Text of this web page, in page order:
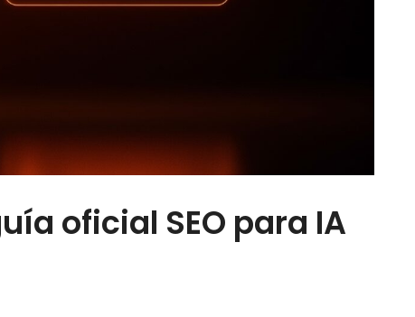
oficial SEO para IA